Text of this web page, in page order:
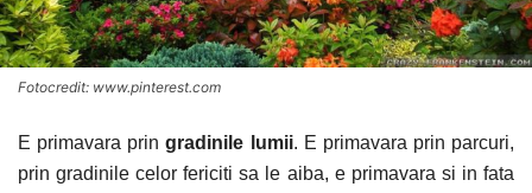
Fotocredit: www.pinterest.com
E primavara pringradinile lumii. E primavara prin parcuri,
prin gradinile celor fericiti sa le aiba, e primavara si in fata